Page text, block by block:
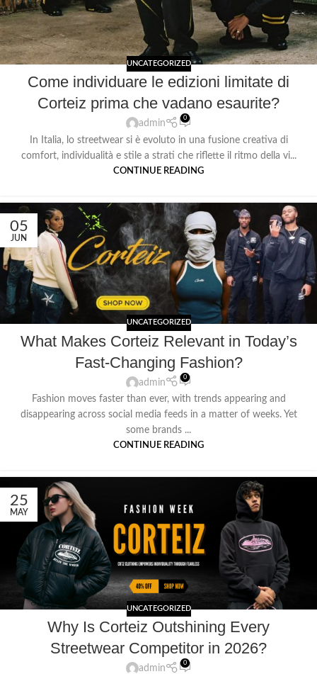
UNCATEGORIZED
Come individuare le edizioni limitate di
Corteiz prima che vadano esaurite?
admin
0
In Italia, lo streetwear si è evoluto in una fusione creativa di
comfort, individualità e stile a strati che riflette il ritmo della vi...
CONTINUE READING
05
JUN
UNCATEGORIZED
What Makes Corteiz Relevant in Today’s
Fast-Changing Fashion?
admin
0
Fashion moves faster than ever, with trends appearing and
disappearing across social media feeds in a matter of weeks. Yet
some brands ...
CONTINUE READING
25
MAY
UNCATEGORIZED
Why Is Corteiz Outshining Every
Streetwear Competitor in 2026?
admin
0